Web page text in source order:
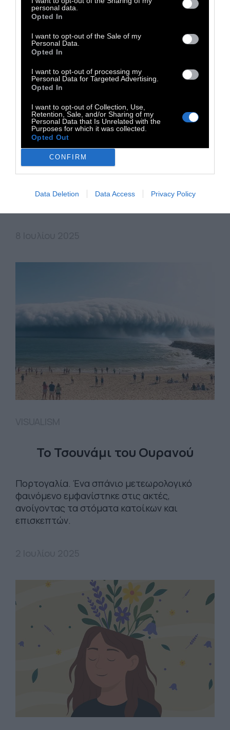
personal data.
Opted In
I want to opt-out of the Sale of my
Personal Data.
Opted In
I want to opt-out of processing my
Personal Data for Targeted Advertising.
Opted In
I want to opt-out of Collection, Use,
Retention, Sale, and/or Sharing of my
Personal Data that Is Unrelated with the
Purposes for which it was collected.
Opted Out
CONFIRM
Data Deletion Data Access Privacy Policy
ΚΟΣΜΟΣ
Πως αυτοκτονούν οι
πολιτισμοί;
Για την επίδραση που έχει η διαχείριση του
περιβάλλοντος στην πορεία των πολιτισμών
γράφει ο καθηγητής Περιβαλλοντικής
ιστορίας Τζάρεντ Ντάιαμοντ. Από τον
Το Τσουνάμι του Ουρανού
Πορτογαλία. Ένα σπάνιο μετεωρολογικό
φαινόμενο εμφανίστηκε στις ακτές,
ανοίγοντας τα στόματα κατοίκων και
επισκεπτών.